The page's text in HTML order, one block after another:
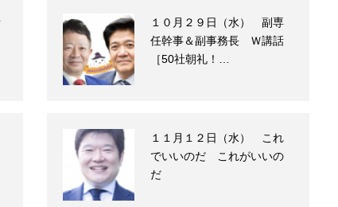
１０月２９日（水） 副専
任幹事＆副事務長 Ｗ講話
［50社朝礼！…
１１月１２日（水） これ
でいいのだ これがいいの
だ